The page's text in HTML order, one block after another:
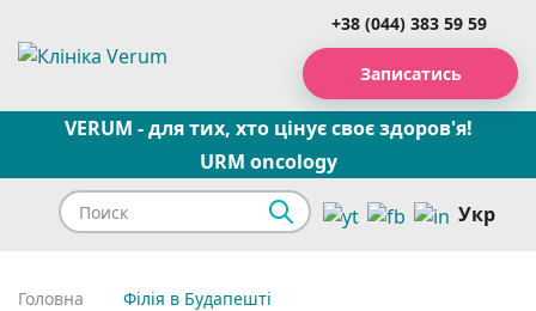
+38 (044) 383 59 59
Записатись
VERUM - для тих, хто цінує своє здоров'я!
URM oncology
Укр
Головна Філія в Будапешті